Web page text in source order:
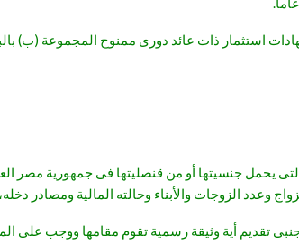
استثمار ذات عائد دورى ممنوح المجموعة (ب)
يحمل جنسيتها أو من قنصليتها فى جمهورية مصر
وعدد الزوجات والأبناء وحالته المالية